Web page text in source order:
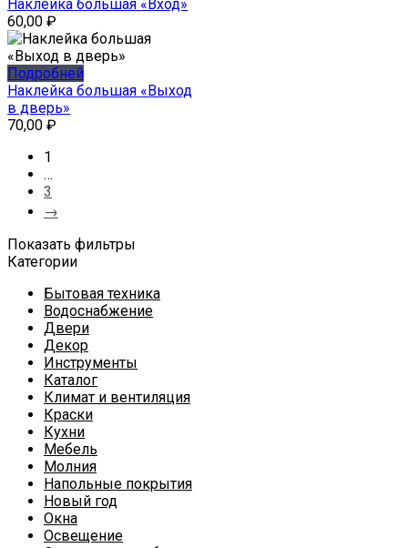
Наклейка большая «Вход»
60,00 ₽
Подробней
Наклейка большая «Выход
в дверь»
70,00 ₽
1
…
3
→
Показать фильтры
Категории
Бытовая техника
Водоснабжение
Двери
Декор
Инструменты
Каталог
Климат и вентиляция
Краски
Кухни
Мебель
Молния
Напольные покрытия
Новый год
Окна
Освещение